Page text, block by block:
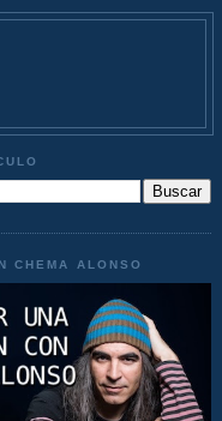
CHEMA ALONSO